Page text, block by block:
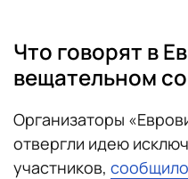
Что говорят в
вещательном
Организаторы
отвергли идею
участников, сообщило